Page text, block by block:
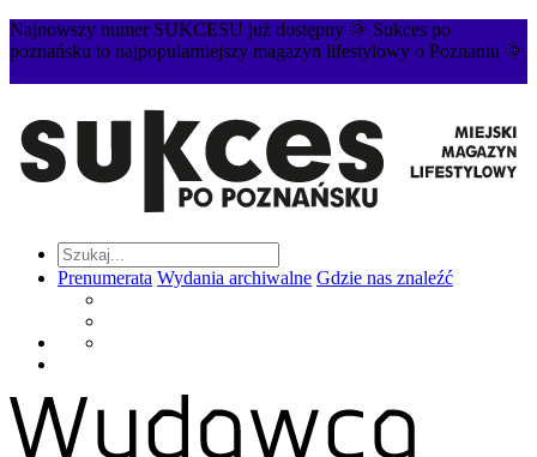
Najnowszy numer SUKCESU już dostępny 🌞 Sukces po
poznańsku to najpopularniejszy magazyn lifestylowy o Poznaniu 🌞
Prenumerata Wydania archiwalne Gdzie nas znaleźć